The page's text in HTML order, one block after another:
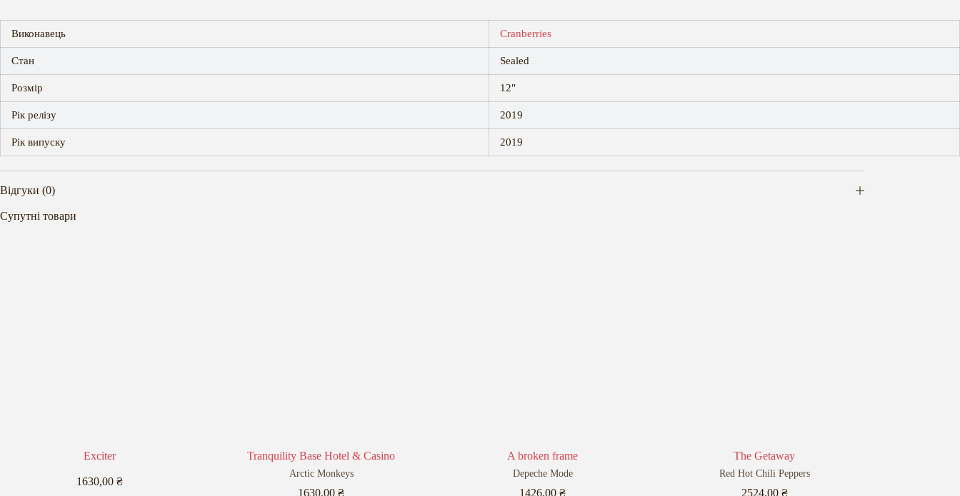
Виконавець Cranberries
Стан Sealed
Розмір 12"
Рік релізу 2019
Рік випуску 2019
Відгуки (0)
Супутні товари
Exciter
1630,00 ₴
Tranquility Base Hotel & Casino
Arctic Monkeys
1630,00₴
A broken frame
Depeche Mode
1426,00₴
The Getaway
Red Hot Chili Peppers
2524,00 ₴